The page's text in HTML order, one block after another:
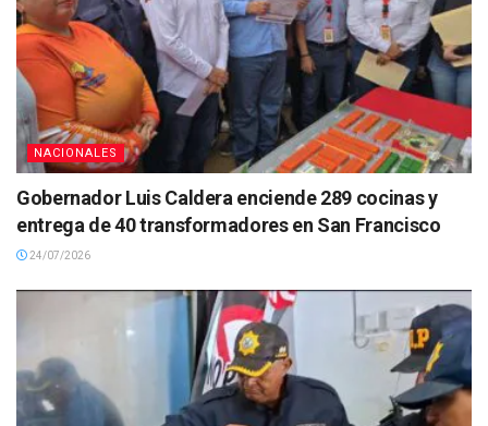
NACIONALES
Gobernador Luis Caldera enciende 289 cocinas y
entrega de 40 transformadores en San Francisco
24/07/2026